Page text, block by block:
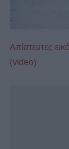
Απίστευτες
(video)